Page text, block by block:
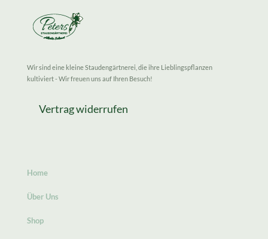
Wir sind eine kleine Staudengärtnerei, die ihre Lieblingspflanzen
kultiviert - Wir freuen uns auf Ihren Besuch!
Vertrag widerrufen
Home
Über Uns
Shop